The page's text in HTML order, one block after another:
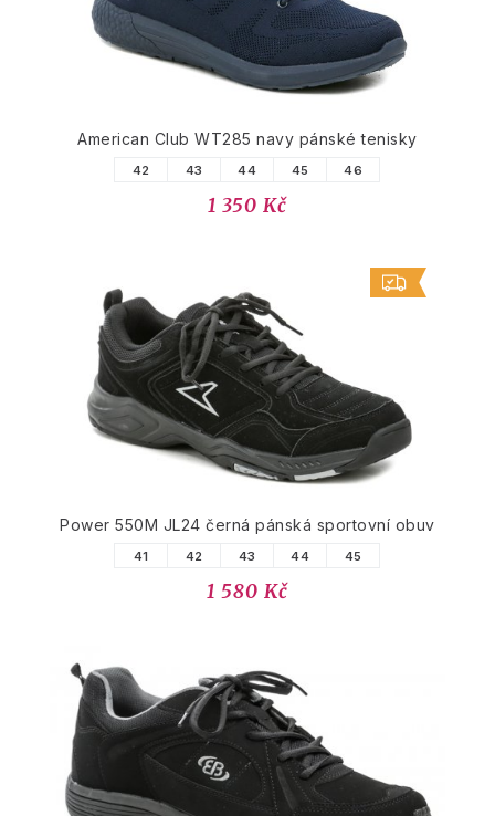
American Club WT285 navy pánské tenisky
42 43 44 45 46
1 350 Kč
Power 550M JL24 černá pánská sportovní obuv
41 42 43 44 45
1 580 Kč